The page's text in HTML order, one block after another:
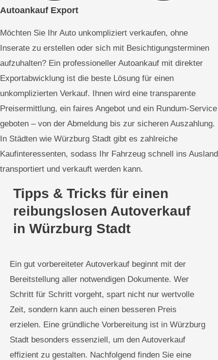
Autoankauf Export
Möchten Sie Ihr Auto unkompliziert verkaufen, ohne
Inserate zu erstellen oder sich mit Besichtigungsterminen
aufzuhalten? Ein professioneller Autoankauf mit direkter
Exportabwicklung ist die beste Lösung für einen
unkomplizierten Verkauf. Ihnen wird eine transparente
Preisermittlung, ein faires Angebot und ein Rundum-Service
geboten – von der Abmeldung bis zur sicheren Auszahlung.
In Städten wie Würzburg Stadt gibt es zahlreiche
Kaufinteressenten, sodass Ihr Fahrzeug schnell ins Ausland
transportiert und verkauft werden kann.
Tipps & Tricks für einen
reibungslosen Autoverkauf
in Würzburg Stadt
Ein gut vorbereiteter Autoverkauf beginnt mit der
Bereitstellung aller notwendigen Dokumente. Wer
Schritt für Schritt vorgeht, spart nicht nur wertvolle
Zeit, sondern kann auch einen besseren Preis
erzielen. Eine gründliche Vorbereitung ist in Würzburg
Stadt besonders essenziell, um den Autoverkauf
effizient zu gestalten. Nachfolgend finden Sie eine